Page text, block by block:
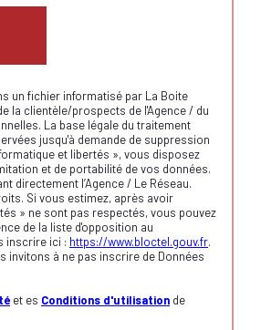
un fichier informatisé par La Boite
la clientèle/prospects de l'Agence / du
La base légale du traitement
jusqu'à demande de suppression
et libertés », vous disposez
et de portabilité de vos données.
directement l’Agence / Le Réseau.
Si vous estimez, après avoir
» ne sont pas respectés, vous pouvez
de la liste d'opposition au
inscrire ici : https://www.bloctel.gouv.fr.
invitons à ne pas inscrire de Données
et es Conditions d'utilisation de